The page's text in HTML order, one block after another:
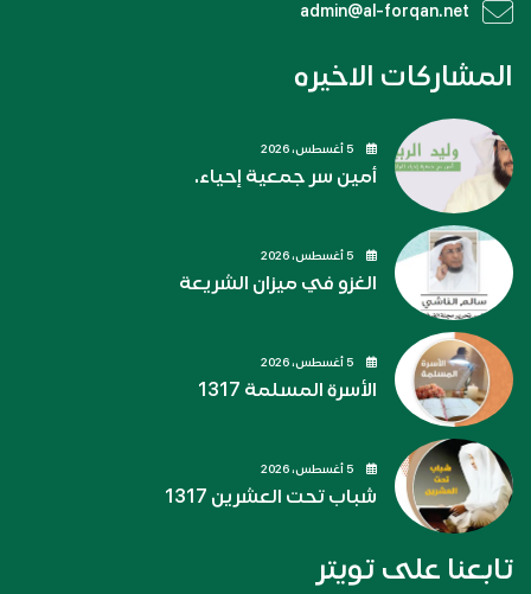
admin@al-forqan.net
المشاركات الاخيره
أمين سر جمعية إحياء.
الغزو في ميزان الشريعة
الأسرة المسلمة 1317
شباب تحت العشرين 1317
تابعنا على تويتر